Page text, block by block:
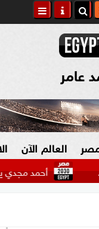
عامر
العالم الآن
أحمد مجدي يكشف